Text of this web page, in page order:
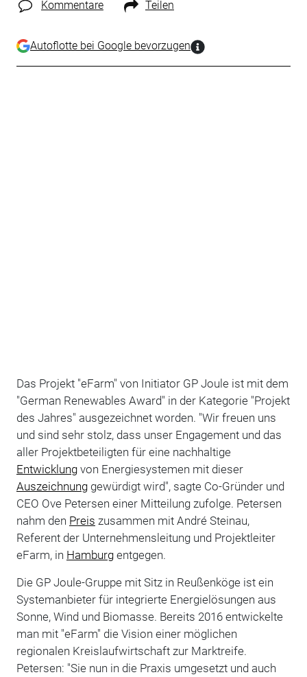
Kommentare Teilen
Autoflotte bei Google bevorzugen
Das Projekt "eFarm" von Initiator GP Joule ist mit dem
"German Renewables Award" in der Kategorie "Projekt
des Jahres" ausgezeichnet worden. "Wir freuen uns
und sind sehr stolz, dass unser Engagement und das
aller Projektbeteiligten für eine nachhaltige
Entwicklungvon Energiesystemen mit dieser
Auszeichnunggewürdigt wird", sagte Co-Gründer und
CEO Ove Petersen einer Mitteilung zufolge. Petersen
nahm den Preis zusammen mit André Steinau,
Referent der Unternehmensleitung und Projektleiter
eFarm, in Hamburgentgegen.
Die GP Joule-Gruppe mit Sitz in Reußenköge ist ein
Systemanbieter für integrierte Energielösungen aus
Sonne, Wind und Biomasse. Bereits 2016 entwickelte
man mit "eFarm" die Vision einer möglichen
regionalen Kreislaufwirtschaft zur Marktreife.
Petersen: "Sie nun in die Praxis umgesetzt und auch